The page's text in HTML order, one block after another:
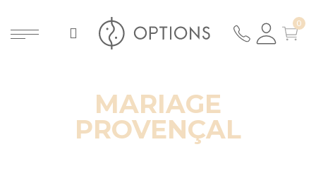
MARIAGE
PROVENÇAL